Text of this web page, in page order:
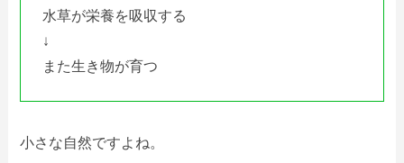
水草が栄養を吸収する
↓
また生き物が育つ
小さな自然ですよね。